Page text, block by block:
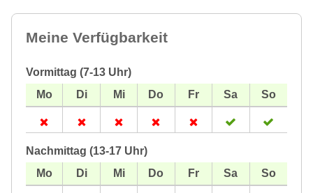
Meine Verfügbarkeit
Vormittag (7-13 Uhr)
Nachmittag (13-17 Uhr)